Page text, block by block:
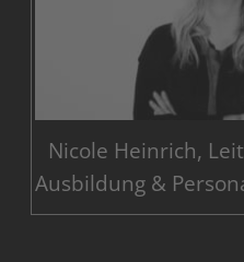
Nicole Heinrich,
Ausbildung &